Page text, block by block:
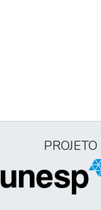
PROJETO